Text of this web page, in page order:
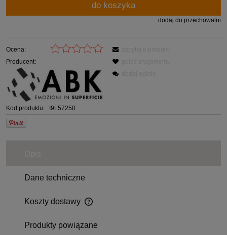
do koszyka
dodaj do przechowalni
Ocena:
Producent:
Kod produktu: I9L57250
Dane techniczne
Koszty dostawy
Produkty powiązane